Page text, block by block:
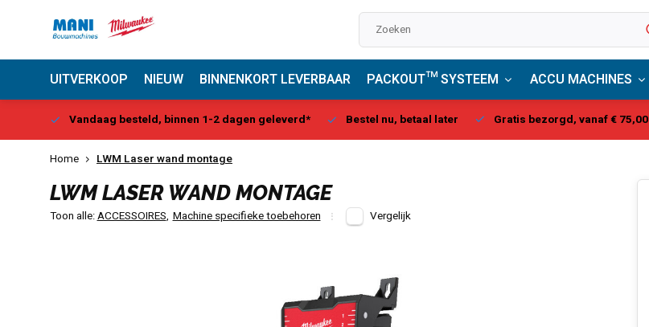
UITVERKOOP NIEUW BINNENKORT LEVERBAAR PACKOUT™ SYSTEEM ACCU MACHINES
Vandaag besteld, binnen 1-2 dagen geleverd* Bestel nu, betaal later Gratis bezorgd, vanaf € 75,00
Home LWM Laser wand montage
LWM LASER WAND MONTAGE
Toon alle:ACCESSOIRES, Machine specifieke toebehoren Vergelijk